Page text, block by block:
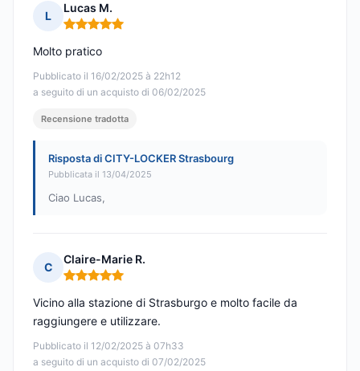
L
Lucas M.
Nota: 5 su 5
Pubblicato il 16/02/2025 à 22h12
a seguito di un acquisto di 06/02/2025
Molto pratico
Recensione tradotta
Risposta di CITY-LOCKER Strasbourg
Pubblicata il 13/04/2025
Ciao Lucas,
C
Claire-Marie R.
Nota: 5 su 5
Pubblicato il 12/02/2025 à 07h33
a seguito di un acquisto di 07/02/2025
Vicino alla stazione di Strasburgo e molto facile da
raggiungere e utilizzare.